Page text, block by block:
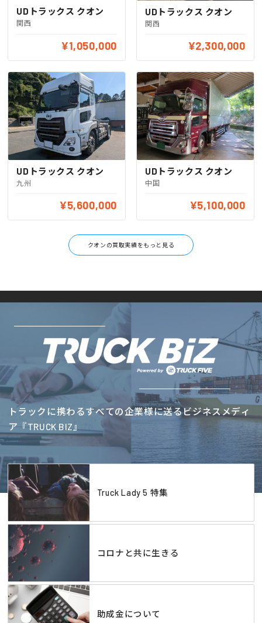
UDトラックス クオン
関西
¥1,050,000
UDトラックス クオン
関西
¥2,300,000
UDトラックス クオン
九州
¥5,600,000
UDトラックス クオン
中国
¥5,100,000
クオンの買取実績をもっと見る
トラックに携わるすべての企業様に送るビジネスメディ
ア『TRUCK BIZ』
Truck Lady 5 特集
コロナと共に生きる
助成金について